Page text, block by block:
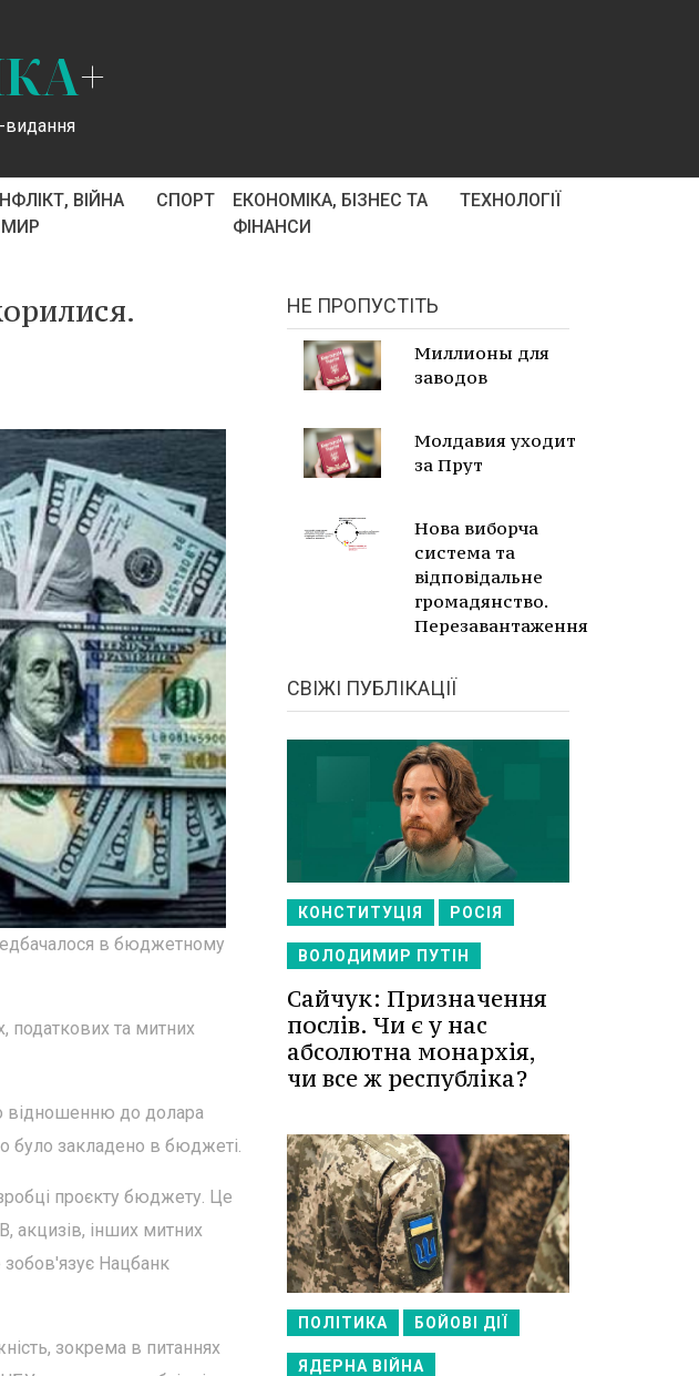
+
видання
ВІЙНА
МИР
СПОРТ
ЕКОНОМІКА, БІЗНЕС ТА
ФІНАНСИ
ТЕХНОЛОГІЇ
в бюджетному
податкових та митних
відношенню до долара
було закладено в бюджеті.
проєкту бюджету. Це
акцизів, інших митних
Нацбанк
зокрема в питаннях
НЕ ПРОПУСТІТЬ
Миллионы для
заводов
Молдавия уходит
за Прут
Нова виборча
система та
відповідальне
громадянство.
Перезавантаження
СВІЖІ ПУБЛІКАЦІЇ
КОНСТИТУЦІЯ РОСІЯ
ВОЛОДИМИР ПУТІН
Сайчук: Призначення
послів. Чи є у нас
абсолютна монархія,
чи все ж республіка?
ПОЛІТИКА БОЙОВІ ДІЇ
ЯДЕРНА ВІЙНА